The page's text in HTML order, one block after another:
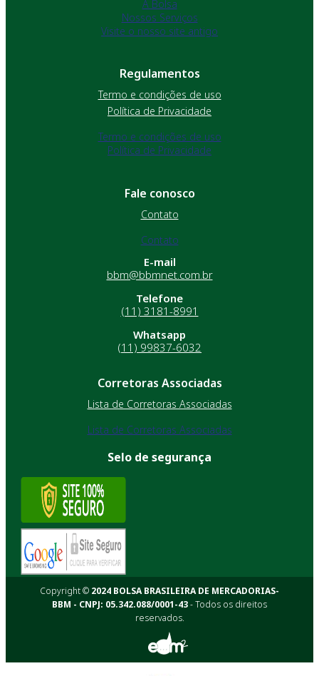
A Bolsa
Nossos Serviços
Visite o nosso site antigo
Regulamentos
Termo e condições de uso
Política de Privacidade
Termo e condições de uso
Política de Privacidade
Fale conosco
Contato
Contato
E-mail
bbm@bbmnet.com.br
Telefone
(11) 3181-8991
Whatsapp
(11) 99837-6032
Corretoras Associadas
Lista de Corretoras Associadas
Lista de Corretoras Associadas
Selo de segurança
Copyright © 2024 BOLSA BRASILEIRA DE MERCADORIAS-
BBM - CNPJ: 05.342.088/0001-43- Todos os direitos
reservados.